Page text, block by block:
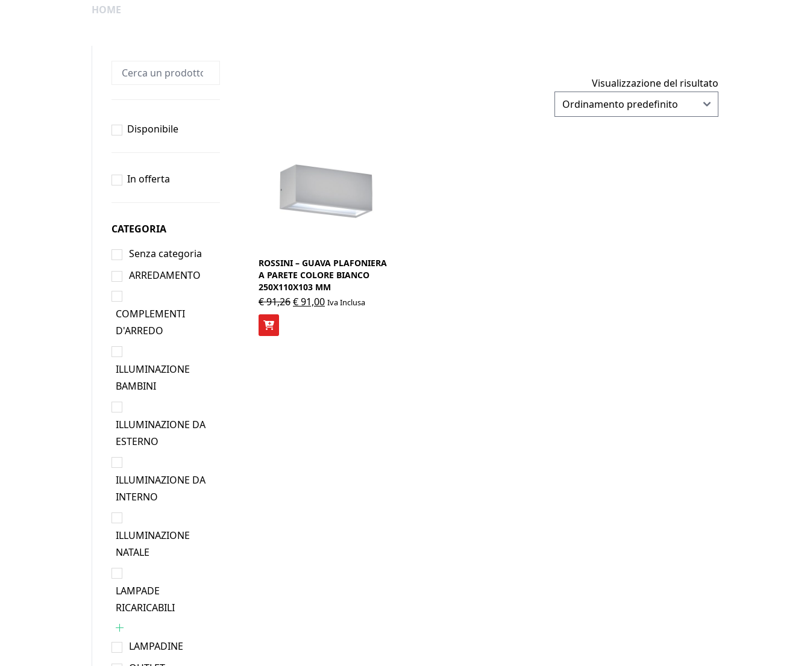
HOME
Disponibile
In offerta
CATEGORIA
Senza categoria
ARREDAMENTO
COMPLEMENTI
D'ARREDO
ILLUMINAZIONE
BAMBINI
ILLUMINAZIONE DA
ESTERNO
ILLUMINAZIONE DA
INTERNO
ILLUMINAZIONE
NATALE
LAMPADE
RICARICABILI
LAMPADINE
Visualizzazione del risultato
ROSSINI – GUAVA PLAFONIERA
A PARETE COLORE BIANCO
250X110X103 MM
€91,26Il
€91,00IlIva Inclusa